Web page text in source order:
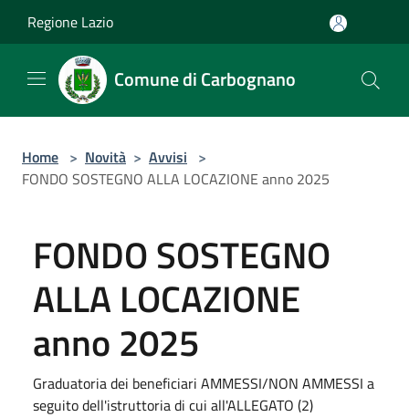
Regione Lazio
Comune di Carbognano
Home > Novità > Avvisi >
FONDO SOSTEGNO ALLA LOCAZIONE anno 2025
FONDO SOSTEGNO
ALLA LOCAZIONE
anno 2025
Graduatoria dei beneficiari AMMESSI/NON AMMESSI a
seguito dell'istruttoria di cui all'ALLEGATO (2)